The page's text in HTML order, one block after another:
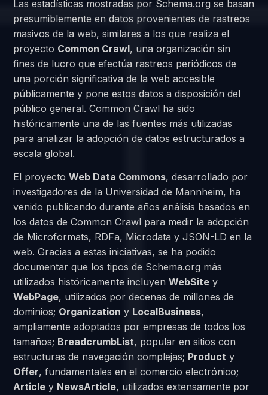
Las estadísticas mostradas por Schema.org se basan
presumiblemente en datos provenientes de rastreos
masivos de la web, similares a los que realiza el
proyecto Common Crawl, una organización sin
fines de lucro que efectúa rastreos periódicos de
una porción significativa de la web accesible
públicamente y pone estos datos a disposición del
público general. Common Crawl ha sido
históricamente una de las fuentes más utilizadas
para analizar la adopción de datos estructurados a
escala global.
El proyectoWeb Data Commons, desarrollado por
investigadores de la Universidad de Mannheim, ha
venido publicando durante años análisis basados en
los datos de Common Crawl para medir la adopción
de Microformats, RDFa, Microdata y JSON-LD en la
web. Gracias a estas iniciativas, se ha podido
documentar que los tipos de Schema.org más
utilizados históricamente incluyenWebSite y
WebPage, utilizados por decenas de millones de
dominios; Organization y LocalBusiness,
ampliamente adoptados por empresas de todos los
tamaños; BreadcrumbList, popular en sitios con
estructuras de navegación complejas; Product y
Offer, fundamentales en el comercio electrónico;
Article y NewsArticle, utilizados extensamente por